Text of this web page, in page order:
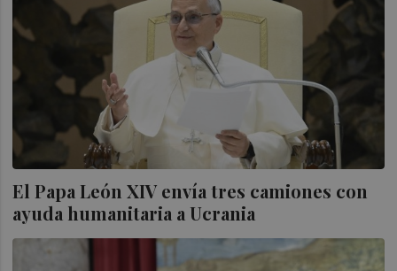
El Papa León XIV envía tres camiones con
ayuda humanitaria a Ucrania